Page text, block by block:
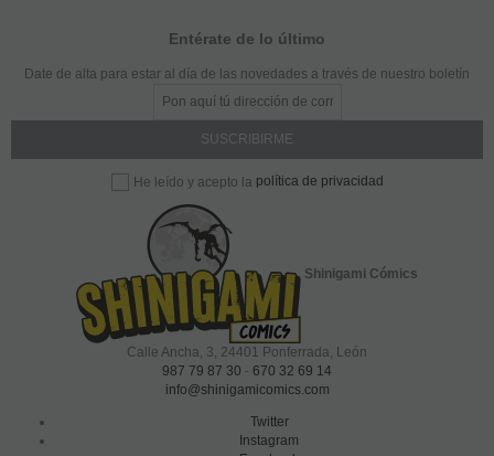
Entérate de lo último
Date de alta para estar al día de las novedades a través de nuestro boletín
He leído y acepto la política de privacidad
Shinigami Cómics
Calle Ancha, 3, 24401 Ponferrada, León
987 79 87 30 - 670 32 69 14
info@shinigamicomics.com
Twitter
Instagram